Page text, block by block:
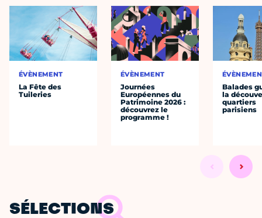
ÉVÈNEMENT
La Fête des
Tuileries
ÉVÈNEMENT
Journées
Européennes du
Patrimoine 2026 :
découvrez le
programme !
Balades
la
quartiers
parisiens
SÉLECTIONS